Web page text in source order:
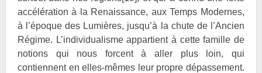
accélération à la Renaissance, aux Temps Modernes,
à l’époque des Lumières, jusqu’à la chute de l’Ancien
Régime. L’individualisme appartient à cette famille de
notions qui nous forcent à aller plus loin, qui
contiennent en elles-mêmes leur propre dépassement.